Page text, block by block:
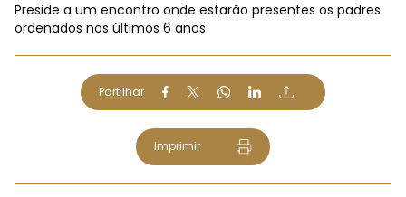
Preside a um encontro onde estarão presentes os padres
ordenados nos últimos 6 anos
Partilhar
Imprimir